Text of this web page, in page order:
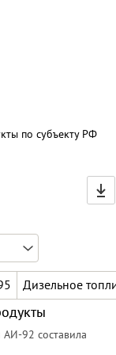
по субъекту РФ
Дизельное
92 составила